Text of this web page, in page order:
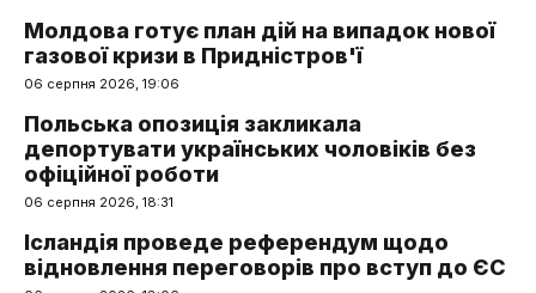
Молдова готує план дій на випадок нової
газової кризи в Придністров'ї
06 серпня 2026, 19:06
Польська опозиція закликала
депортувати українських чоловіків без
офіційної роботи
06 серпня 2026, 18:31
Ісландія проведе референдум щодо
відновлення переговорів про вступ до ЄС